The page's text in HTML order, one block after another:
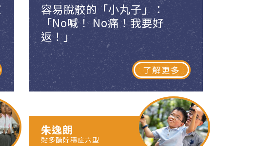
容易脫骹的「小丸子」：
「No喊！ No痛！我要好
返！」
了解更多
朱逸朗
黏多醣貯積症六型